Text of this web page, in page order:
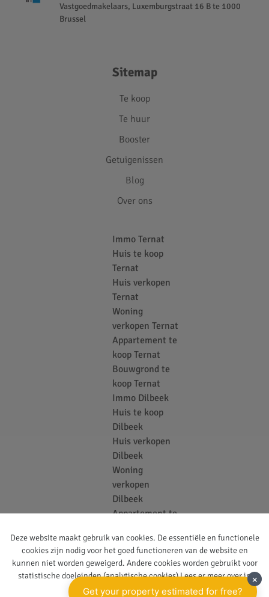
Vastgoedmakelaars, Luxemburgstraat 16 B te 1000
Brussel
Sitemap
Te koop
Te huur
Booster
Getuigenissen
Blog
Over ons
Immo Ternat
Huis te koop
Ternat
Huis verkopen
Ternat
Woning
verkopen Ternat
Appartement te
koop Ternat
Bouwgrond te
koop Ternat
Immo Dilbeek
Huis te koop
Dilbeek
Huis verkopen
Dilbeek
Woning
verkopen
Dilbeek
Appartement te
Bouwgrond te
koop Dilbeek
Vastgoedkantoor
Deze website maakt gebruik van cookies. De essentiële en functionele
cookies zijn nodig voor het goed functioneren van de website en
kunnen niet worden geweigerd. Andere cookies worden gebruikt voor
statistische doeleinden (analytische cookies) Lees er meer over in
onzeprivacy policy.